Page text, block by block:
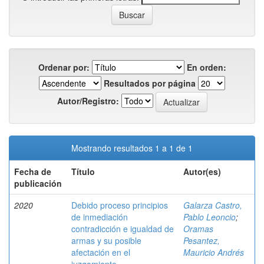
Ordenar por:
En orden:
Resultados por página
Autor/Registro:
Mostrando resultados 1 a 1 de 1
Fecha de
publicación
Título Autor(es)
2020
Debido proceso principios
de inmediación
contradicción e igualdad de
armas y su posible
afectación en el
Galarza Castro,
Pablo Leoncio;
Oramas
Pesantez,
Mauricio Andrés